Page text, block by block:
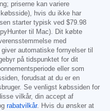
priserne kan variere
hvis du ikke har
starter typisk ved $79.98
til Mac). Dit købte
med
automatiske fornyelser til
på tidspunktet for dit
eller som
forudsat at du er en
Se venligst købssiden for
vilkår, din accept af
rabatvilkår. Hvis du ønsker at